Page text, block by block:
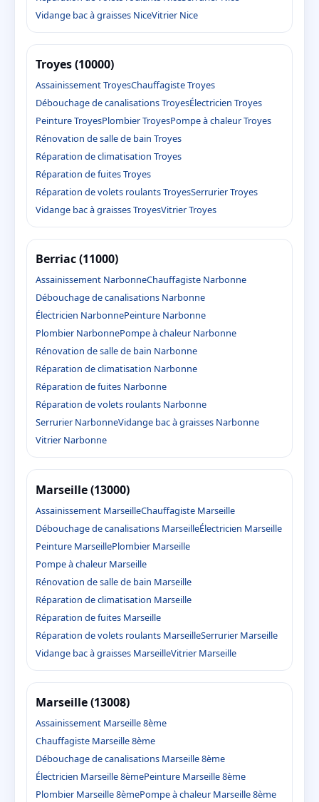
Vidange bac à graisses NiceVitrier Nice
Troyes (10000)
Assainissement TroyesChauffagiste Troyes
Débouchage de canalisations TroyesÉlectricien Troyes
Peinture TroyesPlombier TroyesPompe à chaleur Troyes
Rénovation de salle de bain Troyes
Réparation de climatisation Troyes
Réparation de fuites Troyes
Réparation de volets roulants TroyesSerrurier Troyes
Vidange bac à graisses TroyesVitrier Troyes
Berriac (11000)
Assainissement NarbonneChauffagiste Narbonne
Débouchage de canalisations Narbonne
Électricien NarbonnePeinture Narbonne
Plombier NarbonnePompe à chaleur Narbonne
Rénovation de salle de bain Narbonne
Réparation de climatisation Narbonne
Réparation de fuites Narbonne
Réparation de volets roulants Narbonne
Serrurier NarbonneVidange bac à graisses Narbonne
Vitrier Narbonne
Marseille (13000)
Assainissement MarseilleChauffagiste Marseille
Débouchage de canalisations MarseilleÉlectricien Marseille
Peinture MarseillePlombier Marseille
Pompe à chaleur Marseille
Rénovation de salle de bain Marseille
Réparation de climatisation Marseille
Réparation de fuites Marseille
Réparation de volets roulants MarseilleSerrurier Marseille
Vidange bac à graisses MarseilleVitrier Marseille
Marseille (13008)
Assainissement Marseille 8ème
Chauffagiste Marseille 8ème
Débouchage de canalisations Marseille 8ème
Électricien Marseille 8èmePeinture Marseille 8ème
Plombier Marseille 8èmePompe à chaleur Marseille 8ème